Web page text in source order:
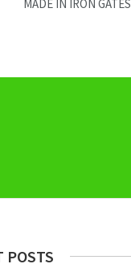
MADE IN IRON GATES
POSTS